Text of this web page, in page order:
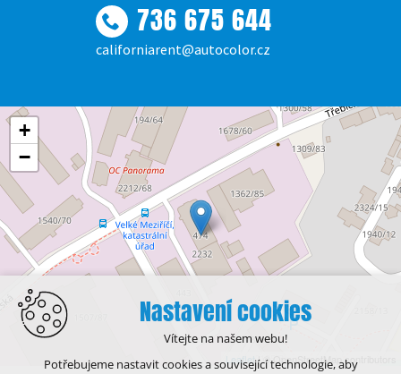
736 675 644
californiarent@autocolor.cz
+
−
Leaflet | © OpenStreetMap contributors
Nastavení cookies
Vítejte na našem webu!
Potřebujeme nastavit cookies a související technologie, aby